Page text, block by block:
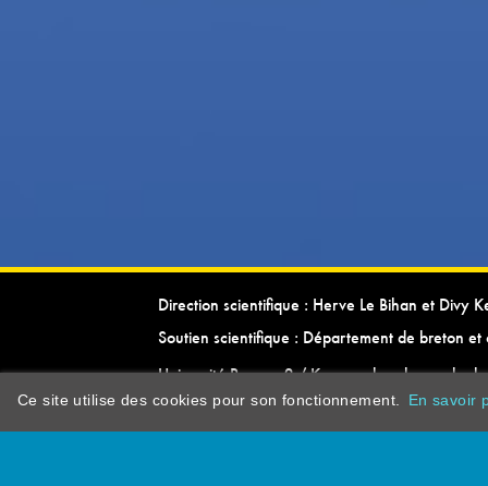
Direction scientifique : Herve Le Bihan et Divy
Soutien scientifique : Département de breton et
Université Rennes 2 / Kevrenn brezhoneg ha
Ce site utilise des cookies pour son fonctionnement. En savoir